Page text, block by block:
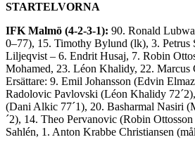
STARTELVORNA
IFK Malmö (4-2-3-1): 90. Ronald
0–77), 15. Timothy Bylund (lk), 3. Petrus
Liljeqvist – 6. Endrit Husaj, 7. Robin
Mohamed, 23. Léon Khalidy, 22. Marcus
Ersättare: 9. Emil Johansson (Edvin
Radolovic Pavlovski (Léon Khalidy
(Dani Alkic 77´1), 20. Basharmal Nasiri
´2), 14. Theo Pervanovic (Robin
Sahlén, 1. Anton Krabbe Christiansen